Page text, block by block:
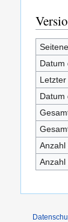
Datum
Datum
Anzahl
Anzahl